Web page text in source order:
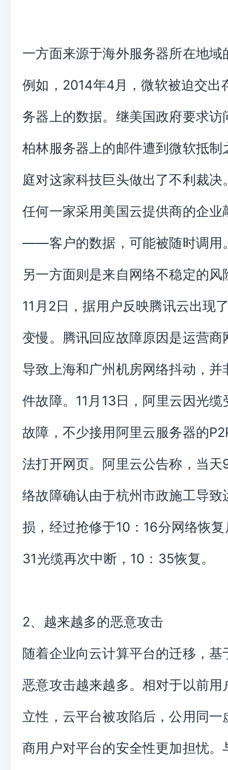
一方面来源于海外服务器所在地域
例如，2014年4月，微软被迫交出
务器上的数据。继美国政府要求访
柏林服务器上的邮件遭到微软抵制
庭对这家科技巨头做出了不利裁决
任何一家采用美国云提供商的企业
——客户的数据，可能被随时调用
另一方面则是来自网络不稳定的风
11月2日，据用户反映腾讯云出现
变慢。腾讯回应故障原因是运营商
导致上海和广州机房网络抖动，并
件故障。11月13日，阿里云因光
故障，不少接用阿里云服务器的
法打开网页。阿里云公告称，当
络故障确认由于杭州市政施工导致
损，经过抢修于10：16分网络恢
31光缆再次中断，10：35恢复。
2、越来越多的恶意攻击
随着企业向云计算平台的迁移，基
恶意攻击越来越多。相对于以前用
立性，云平台被攻陷后，公用同一
商用户对平台的安全性更加担忧。